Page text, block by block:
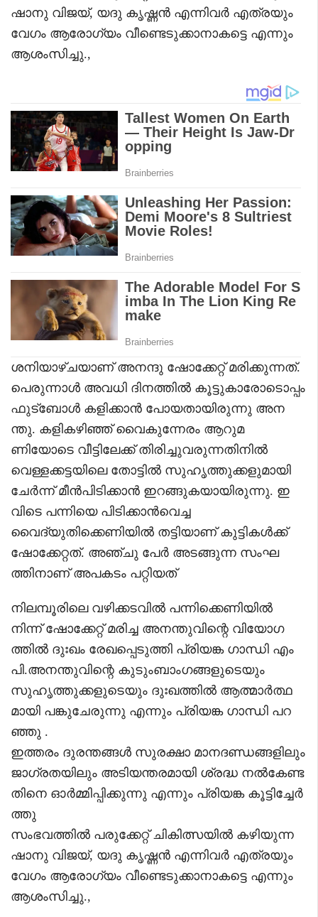
ഷാനു വിജയ്, യദു കൃഷ്ണൻ എന്നിവർ എത്രയും
വേഗം ആരോഗ്യം വീണ്ടെടുക്കാനാകട്ടെ എന്നും
ആശംസിച്ചു.,
ശനിയാഴ്ചയാണ് അനന്ദു ഷോക്കേറ്റ് മരിക്കുന്നത്.
പെരുന്നാൾ അവധി ദിനത്തിൽ കൂട്ടുകാരോടൊപ്പം
ഫുട്‌ബോൾ കളിക്കാൻ പോയതായിരുന്നു അന
ന്തു. കളികഴിഞ്ഞ് വൈകുന്നേരം ആറുമ
ണിയോടെ വീട്ടിലേക്ക് തിരിച്ചുവരുന്നതിനിൽ
വെള്ളക്കട്ടയിലെ തോട്ടിൽ സുഹൃത്തുക്കളുമായി
ചേർന്ന് മീൻപിടിക്കാൻ ഇറങ്ങുകയായിരുന്നു. ഇ
വിടെ പന്നിയെ പിടിക്കാൻവെച്ച
വൈദ്യുതിക്കെണിയിൽ തട്ടിയാണ് കുട്ടികൾക്ക്
ഷോക്കേറ്റത്. അഞ്ചു പേർ അടങ്ങുന്ന സംഘ
ത്തിനാണ് അപകടം പറ്റിയത്
നിലമ്പൂരിലെ വഴിക്കടവിൽ പന്നിക്കെണിയിൽ
നിന്ന് ഷോക്കേറ്റ് മരിച്ച അനന്തുവിന്റെ വിയോഗ
ത്തിൽ ദുഃഖം രേഖപ്പെടുത്തി പ്രിയങ്ക ഗാന്ധി എം
പി.അനന്തുവിന്റെ കുടുംബാംഗങ്ങളുടെയും
സുഹൃത്തുക്കളുടെയും ദുഃഖത്തിൽ ആത്മാർത്ഥ
മായി പങ്കുചേരുന്നു എന്നും പ്രിയങ്ക ഗാന്ധി പറ
ഞ്ഞു .
ഇത്തരം ദുരന്തങ്ങൾ സുരക്ഷാ മാനദണ്ഡങ്ങളിലും
ജാഗ്രതയിലും അടിയന്തരമായി ശ്രദ്ധ നൽകേണ്ട
തിനെ ഓർമ്മിപ്പിക്കുന്നു എന്നും പ്രിയങ്ക കൂട്ടിച്ചേർ
ത്തു
സംഭവത്തിൽ പരുക്കേറ്റ് ചികിത്സയിൽ കഴിയുന്ന
ഷാനു വിജയ്, യദു കൃഷ്ണൻ എന്നിവർ എത്രയും
വേഗം ആരോഗ്യം വീണ്ടെടുക്കാനാകട്ടെ എന്നും
ആശംസിച്ചു.,